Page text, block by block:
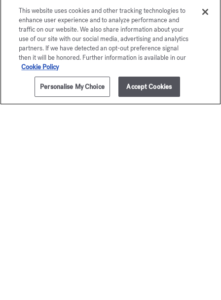
AÑADIR A LA CESTA 315,00 €
OUD satin mood
Eau de parfum 5ml
Maison Francis Kurkdjian se complace en ofrecerle
OUDsatin moodEau de parfum 5ml.
This website uses cookies and other tracking technologies to
enhance user experience and to analyze performance and
traffic on our website. We also share information about your
use of our site with our social media, advertising and analytics
partners. If we have detected an opt-out preference signal
then it will be honored. Further information is available in our
Cookie Policy
Personalise My Choice Accept Cookies